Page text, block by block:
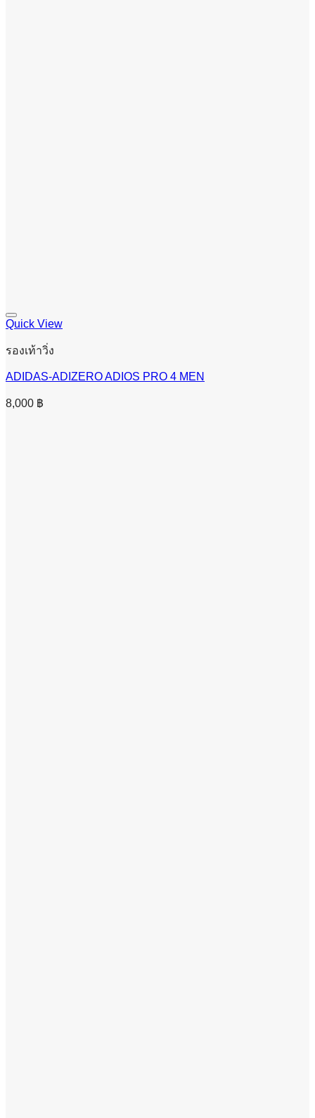
Quick View
รองเท้าวิ่ง
ADIDAS-ADIZERO ADIOS PRO 4 MEN
8,000 ฿